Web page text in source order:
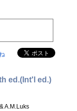
ed.(Int'l ed.)
A.M.Luks